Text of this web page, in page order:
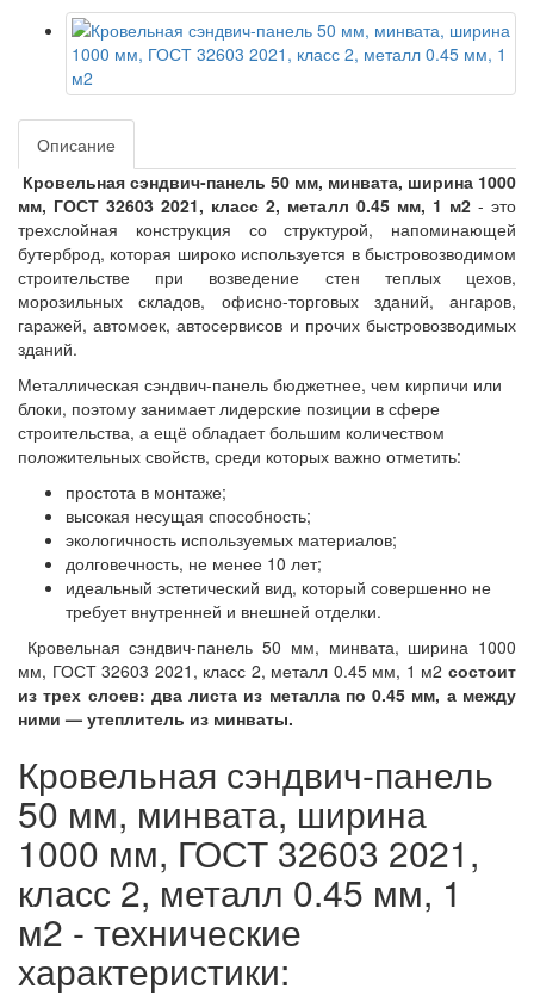
Описание
Кровельная сэндвич-панель 50 мм, минвата, ширина 1000
мм, ГОСТ 32603 2021, класс 2, металл 0.45 мм, 1 м2- это
трехслойная конструкция со структурой, напоминающей
бутерброд, которая широко используется в быстровозводимом
строительстве при возведение стен теплых цехов,
морозильных складов, офисно-торговых зданий, ангаров,
гаражей, автомоек, автосервисов и прочих быстровозводимых
зданий.
Металлическая сэндвич-панель бюджетнее, чем кирпичи или
блоки, поэтому занимает лидерские позиции в сфере
строительства, а ещё обладает большим количеством
положительных свойств, среди которых важно отметить:
простота в монтаже;
высокая несущая способность;
экологичность используемых материалов;
долговечность, не менее 10 лет;
идеальный эстетический вид, который совершенно не
требует внутренней и внешней отделки.
Кровельная сэндвич-панель 50 мм, минвата, ширина 1000
мм, ГОСТ 32603 2021, класс 2, металл 0.45 мм, 1 м2 состоит
из трех слоев: два листа из металла по 0.45 мм, а между
ними — утеплитель из минваты.
Кровельная сэндвич-панель
50 мм, минвата, ширина
1000 мм, ГОСТ 32603 2021,
класс 2, металл 0.45 мм, 1
м2 - технические
характеристики: